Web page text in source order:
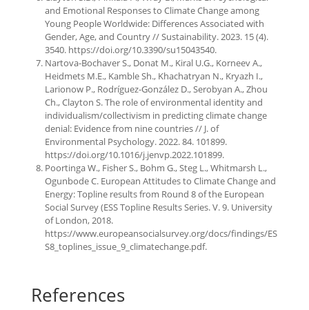
and Emotional Responses to Climate Change among
Young People Worldwide: Differences Associated with
Gender, Age, and Country // Sustainability. 2023. 15 (4).
3540. https://doi.org/10.3390/su15043540.
Nartova-Bochaver S., Donat M., Kiral U.G., Korneev A.,
Heidmets M.E., Kamble Sh., Khachatryan N., Kryazh I.,
Larionow P., Rodríguez-González D., Serobyan A., Zhou
Ch., Clayton S. The role of environmental identity and
individualism/collectivism in predicting climate change
denial: Evidence from nine countries // J. of
Environmental Psychology. 2022. 84. 101899.
https://doi.org/10.1016/j.jenvp.2022.101899.
Poortinga W., Fisher S., Bohm G., Steg L., Whitmarsh L.,
Ogunbode C. European Attitudes to Climate Change and
Energy: Topline results from Round 8 of the European
Social Survey (ESS Topline Results Series. V. 9. University
of London, 2018.
https://www.europeansocialsurvey.org/docs/findings/ES
S8_toplines_issue_9_climatechange.pdf.
References